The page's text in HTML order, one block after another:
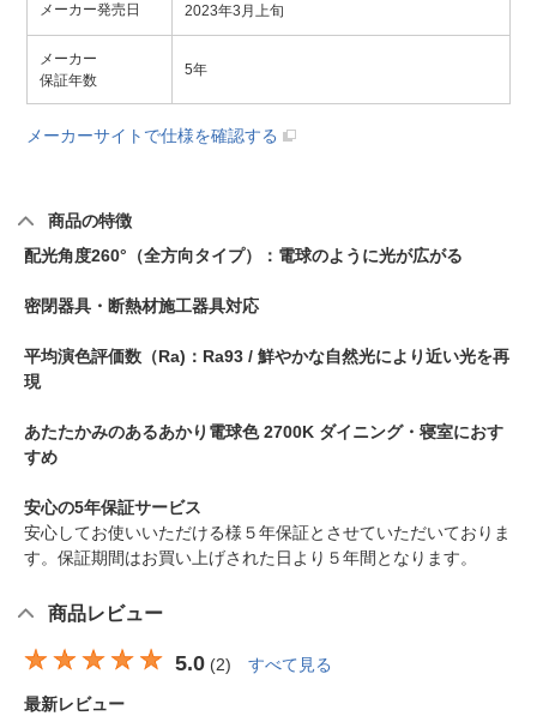
メーカー発売日 2023年3月上旬
メーカー
保証年数
5年
メーカーサイトで仕様を確認する
商品の特徴
配光角度260°（全方向タイプ）：電球のように光が広がる
密閉器具・断熱材施工器具対応
平均演色評価数（Ra)：Ra93 / 鮮やかな自然光により近い光を再
現
あたたかみのあるあかり電球色 2700K ダイニング・寝室におす
すめ
安心の5年保証サービス
安心してお使いいただける様５年保証とさせていただいておりま
す。保証期間はお買い上げされた日より５年間となります。
商品レビュー
5.0 (2) すべて見る
最新レビュー